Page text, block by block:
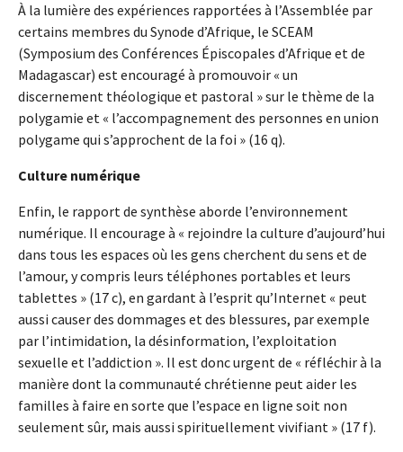
À la lumière des expériences rapportées à l’Assemblée par
certains membres du Synode d’Afrique, le SCEAM
(Symposium des Conférences Épiscopales d’Afrique et de
Madagascar) est encouragé à promouvoir « un
discernement théologique et pastoral » sur le thème de la
polygamie et « l’accompagnement des personnes en union
polygame qui s’approchent de la foi » (16 q).
Culture numérique
Enfin, le rapport de synthèse aborde l’environnement
numérique. Il encourage à « rejoindre la culture d’aujourd’hui
dans tous les espaces où les gens cherchent du sens et de
l’amour, y compris leurs téléphones portables et leurs
tablettes » (17 c), en gardant à l’esprit qu’Internet « peut
aussi causer des dommages et des blessures, par exemple
par l’intimidation, la désinformation, l’exploitation
sexuelle et l’addiction ». Il est donc urgent de « réfléchir à la
manière dont la communauté chrétienne peut aider les
familles à faire en sorte que l’espace en ligne soit non
seulement sûr, mais aussi spirituellement vivifiant » (17 f).